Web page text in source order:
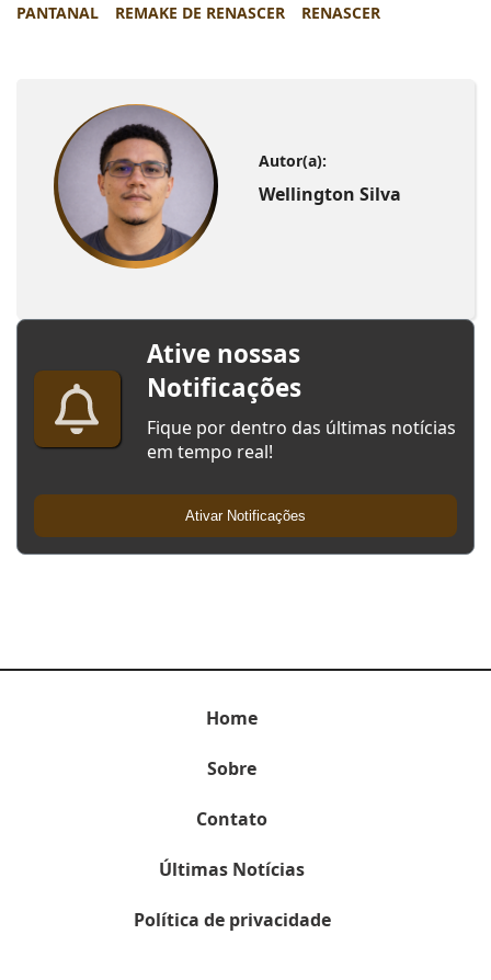
PANTANAL REMAKE DE RENASCER RENASCER
Autor(a):
Wellington Silva
Ative nossas
Notificações
Fique por dentro das últimas notícias
em tempo real!
Ativar Notificações
Home
Sobre
Contato
Últimas Notícias
Política de privacidade